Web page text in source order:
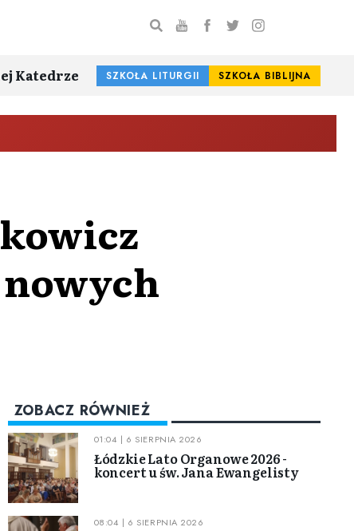
Katedrze SZKOŁA LITURGII SZKOŁA BIBLIJNA
ZOBACZ RÓWNIEŻ
01:04 | 6 SIERPNIA 2026
Łódzkie Lato Organowe 2026 -
koncert u św. Jana Ewangelisty
08:04 | 6 SIERPNIA 2026